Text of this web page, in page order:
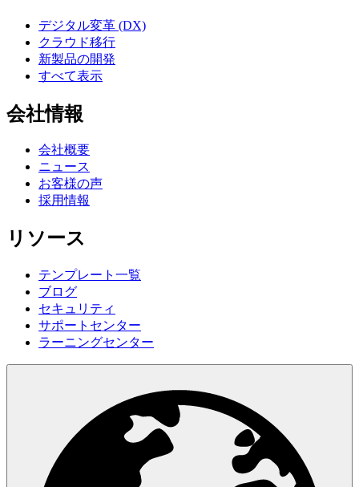
デジタル変革 (DX)
クラウド移行
新製品の開発
すべて表示
会社情報
会社概要
ニュース
お客様の声
採用情報
リソース
テンプレート一覧
ブログ
セキュリティ
サポートセンター
ラーニングセンター